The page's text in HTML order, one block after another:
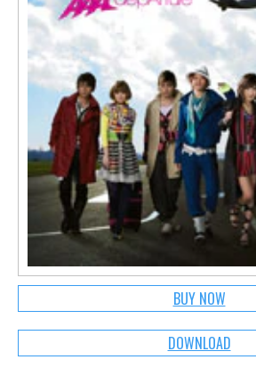
BUY NOW
DOWNLOAD